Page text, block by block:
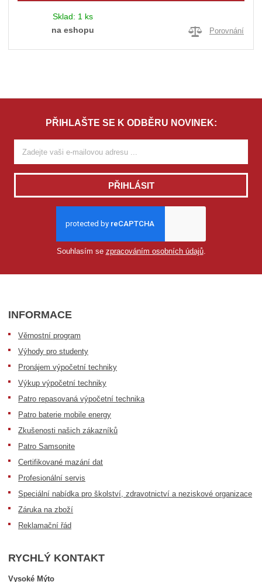
Sklad: 1 ks
na eshopu
Porovnání
PŘIHLAŠTE SE K ODBĚRU NOVINEK:
PŘIHLÁSIT
Souhlasím se zpracováním osobních údajů.
INFORMACE
Věrnostní program
Výhody pro studenty
Pronájem výpočetní techniky
Výkup výpočetní techniky
Patro repasovaná výpočetní technika
Patro baterie mobile energy
Zkušenosti našich zákazníků
Patro Samsonite
Certifikované mazání dat
Profesionální servis
Speciální nabídka pro školství, zdravotnictví a neziskové organizace
Záruka na zboží
Reklamační řád
RYCHLÝ KONTAKT
Vysoké Mýto